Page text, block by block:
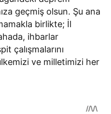
geçmiş olsun. Şu ana
birlikte; İl
ihbarlar
çalışmalarını
ve milletimizi her